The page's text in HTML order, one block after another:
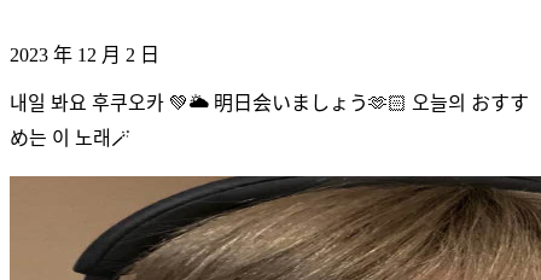
2023 年 12 月 2 日
내일 봐요 후쿠오카 💚🌥️ 明日会いましょう🫶🏻 오늘의 おすす
め는 이 노래🪄